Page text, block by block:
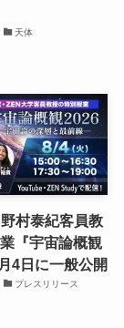
天体
村泰紀客員教
『宇宙論概観
4日に一般公開
プレスリリース